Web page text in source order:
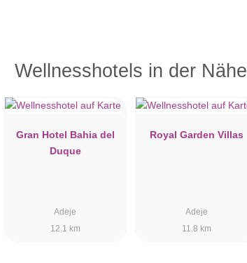
Wellnesshotels in der Nähe
Gran Hotel Bahia del
Duque
Adeje
12.1 km
Royal Garden Villas
Adeje
11.8 km